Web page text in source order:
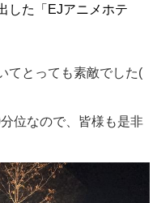
した「EJアニメホテ
てとっても素敵でした(
位なので、皆様も是非